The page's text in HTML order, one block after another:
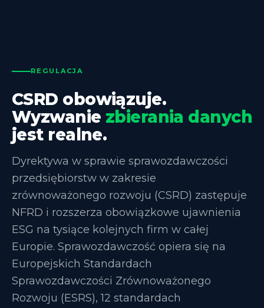
REGULACJA
CSRD obowiązuje.
Wyzwanie zbierania danych
jest realne.
Dyrektywa w sprawie sprawozdawczości
przedsiębiorstw w zakresie
zrównoważonego rozwoju (CSRD) zastępuje
NFRD i rozszerza obowiązkowe ujawnienia
ESG na tysiące kolejnych firm w całej
Europie. Sprawozdawczość opiera się na
Europejskich Standardach
Sprawozdawczości Zrównoważonego
Rozwoju (ESRS), 12 standardach